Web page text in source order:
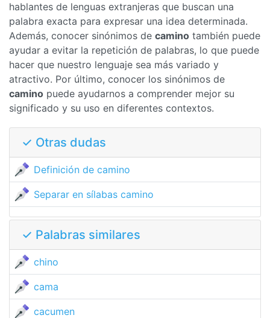
hablantes de lenguas extranjeras que buscan una
palabra exacta para expresar una idea determinada.
Además, conocer sinónimos de camino también puede
ayudar a evitar la repetición de palabras, lo que puede
hacer que nuestro lenguaje sea más variado y
atractivo. Por último, conocer los sinónimos de
camino puede ayudarnos a comprender mejor su
significado y su uso en diferentes contextos.
✓ Otras dudas
Definición de camino
Separar en sílabas camino
✓ Palabras similares
chino
cama
cacumen